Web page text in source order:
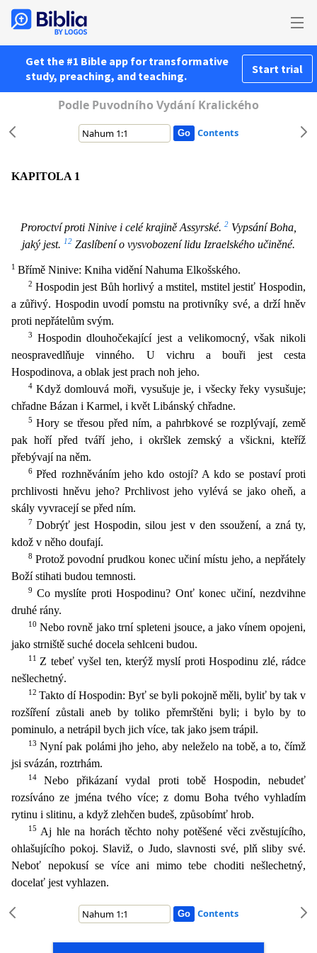
Get the #1 Bible app for transformative
study, preaching, and teaching.
Start trial
Podle Puvodního Vydání Kralického
Contents
KAPITOLA 1
Proroctví proti Ninive i celé krajině Assyrské. 2 Vypsání Boha,
jaký jest. 12 Zaslíbení o vysvobození lidu Izraelského učiněné.
1 Břímě Ninive: Kniha vidění Nahuma Elkošského.
2 Hospodin jest Bůh horlivý a mstitel, mstitel jestiť Hospodin,
a zůřivý. Hospodin uvodí pomstu na protivníky své, a drží hněv
proti nepřátelům svým.
3 Hospodin dlouhočekající jest a velikomocný, však nikoli
neospravedlňuje vinného. U vichru a bouři jest cesta
Hospodinova, a oblak jest prach noh jeho.
4 Když domlouvá moři, vysušuje je, i všecky řeky vysušuje;
chřadne Bázan i Karmel, i květ Libánský chřadne.
5 Hory se třesou před ním, a pahrbkové se rozplývají, země
pak hoří před tváří jeho, i okršlek zemský a všickni, kteříž
přebývají na něm.
6Před rozhněváním jeho kdo ostojí? A kdo se postaví proti
prchlivosti hněvu jeho? Prchlivost jeho vylévá se jako oheň, a
skály vyvracejí se před ním.
7Dobrýť jest Hospodin, silou jest v den ssoužení, a zná ty,
kdož v něho doufají.
8 Protož povodní prudkou konec učiní místu jeho, a nepřátely
Boží stihati budou temnosti.
9 Co myslíte proti Hospodinu? Onť konec učiní, nezdvihne
druhé rány.
10 Nebo rovně jako trní spleteni jsouce, a jako vínem opojeni,
jako strniště suché docela sehlceni budou.
11 Z tebeť vyšel ten, kterýž myslí proti Hospodinu zlé, rádce
nešlechetný.
12 Takto dí Hospodin: Byť se byli pokojně měli, byliť by tak v
rozšíření zůstali aneb by toliko přemrštěni byli; i bylo by to
pominulo, a netrápil bych jich více, tak jako jsem trápil.
13 Nyní pak polámi jho jeho, aby neleželo na tobě, a to, čímž
jsi svázán, roztrhám.
14Nebo přikázaní vydal proti tobě Hospodin, nebudeť
rozsíváno ze jména tvého více; z domu Boha tvého vyhladím
rytinu i slitinu, a když zlehčen budeš, způsobímť hrob.
15 Aj hle na horách těchto nohy potěšené věci zvěstujícího,
ohlašujícího pokoj. Slaviž, o Judo, slavnosti své, plň sliby své.
Neboť nepokusí se více ani mimo tebe choditi nešlechetný,
docelať jest vyhlazen.
Contents